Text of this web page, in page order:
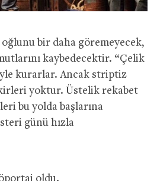
bir daha göremeyecek,
kaybedecektir. “Çelik
kurarlar. Ancak striptiz
yoktur. Üstelik rekabet
bu yolda başlarına
günü hızla